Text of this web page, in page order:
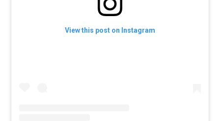
View this post on Instagram